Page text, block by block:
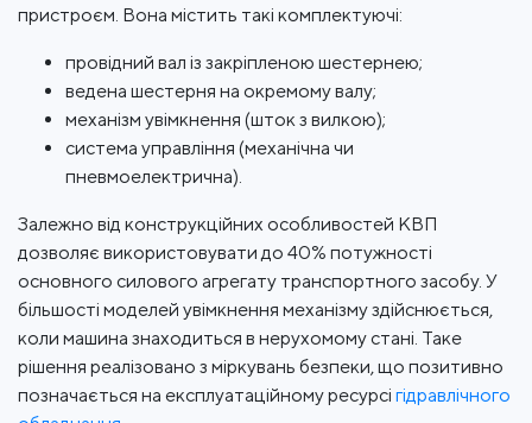
пристроєм. Вона містить такі комплектуючі:
провідний вал із закріпленою шестернею;
ведена шестерня на окремому валу;
механізм увімкнення (шток з вилкою);
система управління (механічна чи
пневмоелектрична).
Залежно від конструкційних особливостей КВП
дозволяє використовувати до 40% потужності
основного силового агрегату транспортного засобу. У
більшості моделей увімкнення механізму здійснюється,
коли машина знаходиться в нерухомому стані. Таке
рішення реалізовано з міркувань безпеки, що позитивно
позначається на експлуатаційному ресурсі гідравлічного